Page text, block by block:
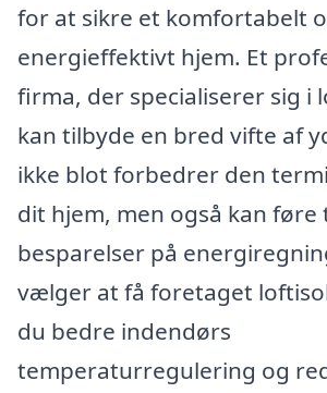
for at sikre et komfortabelt
energieffektivt hjem. Et
firma, der specialiserer sig i
kan tilbyde en bred vifte af
ikke blot forbedrer den
dit hjem, men også kan føre
besparelser på
vælger at få foretaget
du bedre indendørs
temperaturregulering og